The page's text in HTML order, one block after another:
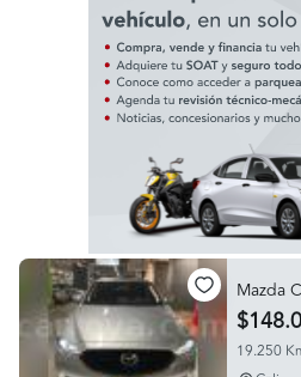
Mazda
19.250